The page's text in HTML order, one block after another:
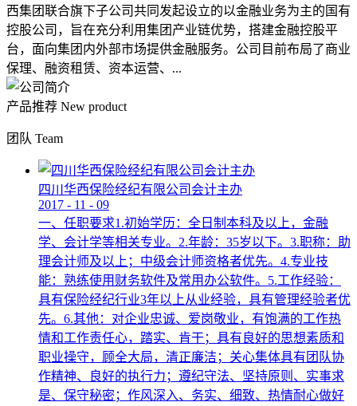
西集团联合旗下子公司共同发起设立的以金融业务为主的国有
控股公司，旨在充分利用集团产业链优势，搭建金融控股平
台，面向集团内外部市场提供金融服务。公司目前布局了商业
保理、融资租赁、资本运营、...
产品推荐 New product
团队 Team
四川华西保险经纪有限公司会计主办
2017 - 11 - 09
一、任职要求1.初始学历：全日制本科及以上，金融
学、会计学等相关专业。2.年龄：35岁以下。3.职称：助
理会计师及以上；中级会计师资格者优先。4.专业技
能：熟练使用财务软件及常用办公软件。5.工作经验：
具有保险经纪行业3年以上从业经验，具有管理经验者优
先。6.其他：对企业忠诚、爱岗敬业，有饱满的工作热
情和工作责任心，踏实、肯干；具有良好的思想素质和
职业操守，顾全大局，清正廉洁；关心集体具有团队协
作精神、良好的执行力；遵纪守法、坚持原则、实事求
是、保守秘密；作风深入、务实、细致、热情耐心做好